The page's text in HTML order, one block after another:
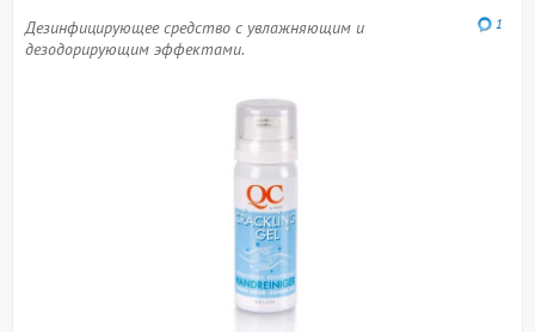
1
Дезинфицирующее средство с увлажняющим и
дезодорирующим эффектами.